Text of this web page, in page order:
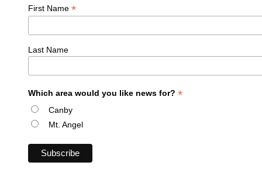
First Name *
Last Name
Which area would you like news for? *
Canby
Mt. Angel